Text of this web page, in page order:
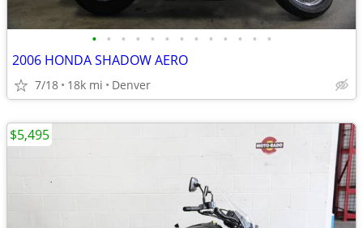
• • • • • • • • • • • • •
2006 HONDA SHADOW AERO
7/18 18k mi Denver
$5,495